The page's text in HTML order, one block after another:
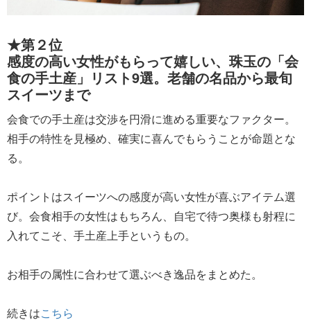
★第２位
感度の高い女性がもらって嬉しい、珠玉の「会
食の手土産」リスト9選。老舗の名品から最旬
スイーツまで
会食での手土産は交渉を円滑に進める重要なファクター。
相手の特性を見極め、確実に喜んでもらうことが命題とな
る。
ポイントはスイーツへの感度が高い女性が喜ぶアイテム選
び。会食相手の女性はもちろん、自宅で待つ奥様も射程に
入れてこそ、手土産上手というもの。
お相手の属性に合わせて選ぶべき逸品をまとめた。
続きはこちら